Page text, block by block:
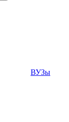
ВУЗы